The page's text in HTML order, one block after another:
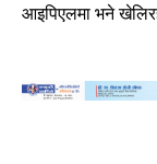
आइपिएलमा भने